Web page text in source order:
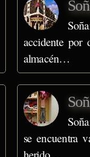
accidente por
almacén…
se encuentra